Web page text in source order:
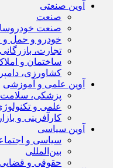
آوین صنعتی
صنعت
صنعت
خودرو و حمل و
تجارت،
ساختمان و
کشاورزی،
آوین علمی و آموزشی
پزشکی، سلامت
علمی و
کارآفرینی و
آوین سیاسی
سیاسی و
بین‌المللی
حقوقی و قضایی